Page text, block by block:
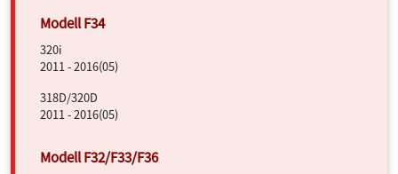
320i
2011 - 2016(05)
318D/320D
2011 - 2016(05)